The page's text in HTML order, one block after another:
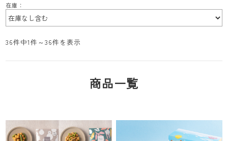
在庫：
36件中1件～36件を表示
商品一覧